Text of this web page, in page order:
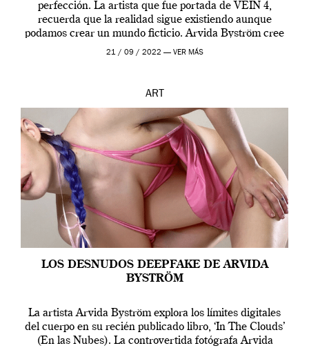
perfección. La artista que fue portada de VEIN 4,
recuerda que la realidad sigue existiendo aunque
podamos crear un mundo ficticio. Arvida Byström cree
que los humanos tienen un complejo […]
21 / 09 / 2022 — VER MÁS
ART
LOS DESNUDOS DEEPFAKE DE ARVIDA
BYSTRÖM
La artista Arvida Byström explora los límites digitales
del cuerpo en su recién publicado libro, ‘In The Clouds’
(En las Nubes). La controvertida fotógrafa Arvida